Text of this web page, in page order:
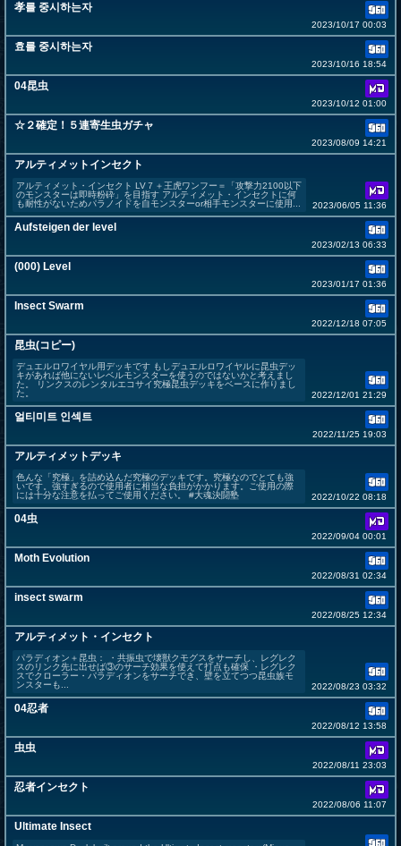
孝를 중시하는자
2023/10/17 00:03
효를 중시하는자
2023/10/16 18:54
04昆虫
2023/10/12 01:00
☆２確定！５連寄生虫ガチャ
2023/08/09 14:21
アルティメットインセクト
アルティメット・インセクト LV７＋王虎ワンフー＝「攻撃力2100以下
のモンスターは即時粉砕」を目指す アルティメット・インセクトに何
も耐性がないためパラノイドを自モンスターor相手モンスターに使用...
2023/06/05 11:36
Aufsteigen der level
2023/02/13 06:33
(000) Level
2023/01/17 01:36
Insect Swarm
2022/12/18 07:05
昆虫(コピー)
デュエルロワイヤル用デッキです もしデュエルロワイヤルに昆虫デッ
キがあれば他にないレベルモンスターを使うのではないかと考えまし
た。 リンクスのレンタルエコサイ究極昆虫デッキをベースに作りまし
た。
2022/12/01 21:29
얼티미트 인섹트
2022/11/25 19:03
アルティメットデッキ
色んな「究極」を詰め込んだ究極のデッキです。究極なのでとても強
いです。強すぎるので使用者に相当な負担がかかります。ご使用の際
には十分な注意を払ってご使用ください。 #大魂決闘塾
2022/10/22 08:18
04虫
2022/09/04 00:01
Moth Evolution
2022/08/31 02:34
insect swarm
2022/08/25 12:34
アルティメット・インセクト
パラディオン＋昆虫： ・共振虫で壊獣クモグスをサーチし、レグレク
スのリンク先に出せば③のサーチ効果を使えて打点も確保 ・レグレク
スでクローラー・パラディオンをサーチでき、壁を立てつつ昆虫族モ
ンスターも...
2022/08/23 03:32
04忍者
2022/08/12 13:58
虫虫
2022/08/11 23:03
忍者インセクト
2022/08/06 11:07
Ultimate Insect